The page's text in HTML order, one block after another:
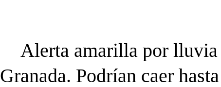
Alerta amarilla por lluvia
Granada. Podrían caer